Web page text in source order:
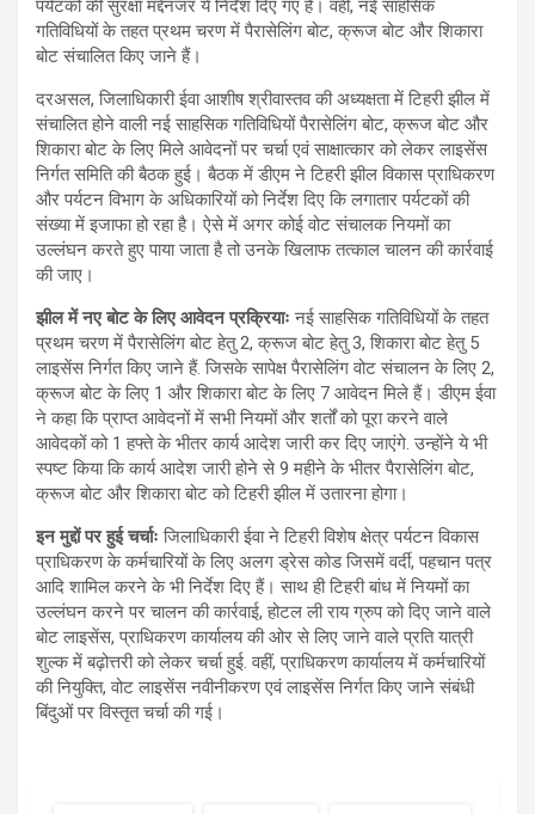
पर्यटकों की सुरक्षा मद्देनजर ये निर्देश दिए गए हैं। वहीं, नई साहसिक
गतिविधियों के तहत प्रथम चरण में पैरासेलिंग बोट, क्रूज बोट और शिकारा
बोट संचालित किए जाने हैं।
दरअसल, जिलाधिकारी ईवा आशीष श्रीवास्तव की अध्यक्षता में टिहरी झील में
संचालित होने वाली नई साहसिक गतिविधियों पैरासेलिंग बोट, क्रूज बोट और
शिकारा बोट के लिए मिले आवेदनों पर चर्चा एवं साक्षात्कार को लेकर लाइसेंस
निर्गत समिति की बैठक हुई। बैठक में डीएम ने टिहरी झील विकास प्राधिकरण
और पर्यटन विभाग के अधिकारियों को निर्देश दिए कि लगातार पर्यटकों की
संख्या में इजाफा हो रहा है। ऐसे में अगर कोई वोट संचालक नियमों का
उल्लंघन करते हुए पाया जाता है तो उनके खिलाफ तत्काल चालन की कार्रवाई
की जाए।
झील में नए बोट के लिए आवेदन प्रक्रियाः नई साहसिक गतिविधियों के तहत
प्रथम चरण में पैरासेलिंग बोट हेतु 2, क्रूज बोट हेतु 3, शिकारा बोट हेतु 5
लाइसेंस निर्गत किए जाने हैं. जिसके सापेक्ष पैरासेलिंग वोट संचालन के लिए 2,
क्रूज बोट के लिए 1 और शिकारा बोट के लिए 7 आवेदन मिले हैं। डीएम ईवा
ने कहा कि प्राप्त आवेदनों में सभी नियमों और शर्तों को पूरा करने वाले
आवेदकों को 1 हफ्ते के भीतर कार्य आदेश जारी कर दिए जाएंगे. उन्होंने ये भी
स्पष्ट किया कि कार्य आदेश जारी होने से 9 महीने के भीतर पैरासेलिंग बोट,
क्रूज बोट और शिकारा बोट को टिहरी झील में उतारना होगा।
इन मुद्दों पर हुई चर्चाः जिलाधिकारी ईवा ने टिहरी विशेष क्षेत्र पर्यटन विकास
प्राधिकरण के कर्मचारियों के लिए अलग ड्रेस कोड जिसमें वर्दी, पहचान पत्र
आदि शामिल करने के भी निर्देश दिए हैं। साथ ही टिहरी बांध में नियमों का
उल्लंघन करने पर चालन की कार्रवाई, होटल ली राय ग्रुप को दिए जाने वाले
बोट लाइसेंस, प्राधिकरण कार्यालय की ओर से लिए जाने वाले प्रति यात्री
शुल्क में बढ़ोत्तरी को लेकर चर्चा हुई. वहीं, प्राधिकरण कार्यालय में कर्मचारियों
की नियुक्ति, वोट लाइसेंस नवीनीकरण एवं लाइसेंस निर्गत किए जाने संबंधी
बिंदुओं पर विस्तृत चर्चा की गई।